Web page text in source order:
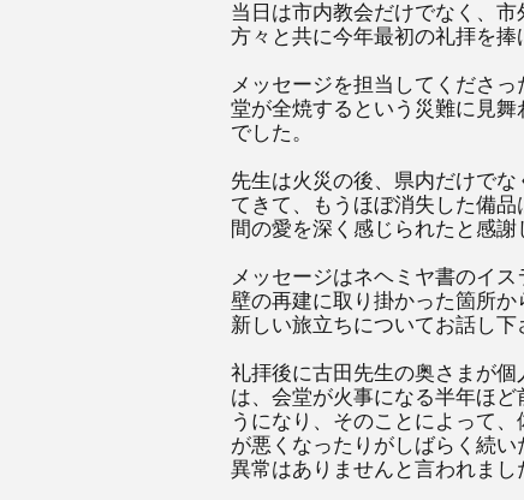
当日は市内教会だけでなく、
方々と共に今年最初の礼拝を捧
メッセージを担当してくださ
堂が全焼するという災難に見
でした。
先生は火災の後、県内だけで
てきて、もうほぼ消失した備
間の愛を深く感じられたと感謝
メッセージはネヘミヤ書のイ
壁の再建に取り掛かった箇所か
新しい旅立ちについてお話し下
礼拝後に古田先生の奥さまが
は、会堂が火事になる半年ほ
うになり、そのことによって
が悪くなったりがしばらく続
異常はありませんと言われまし